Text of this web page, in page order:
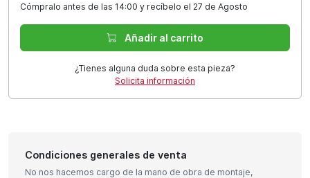
Cómpralo antes de las 14:00 y recíbelo el 27 de Agosto
Añadir al carrito
¿Tienes alguna duda sobre esta pieza?
Solicita información
Condiciones generales de venta
No nos hacemos cargo de la mano de obra de montaje,